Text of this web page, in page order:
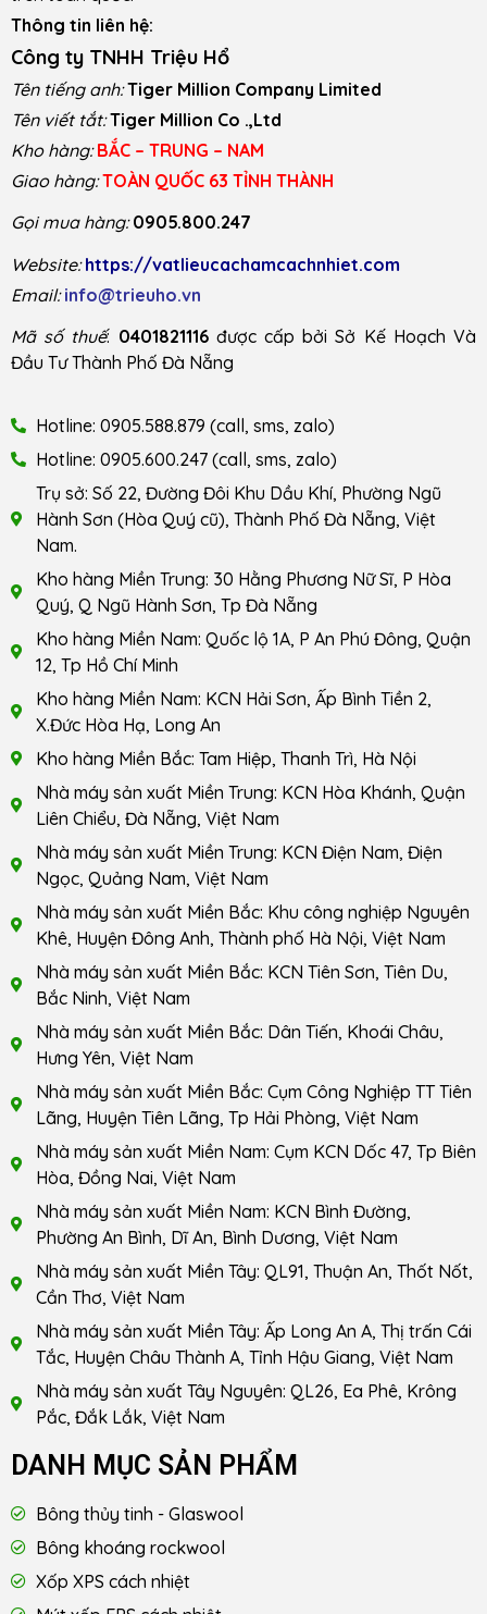
Thông tin liên hệ:
Công ty TNHH Triệu Hổ
Tên tiếng anh: Tiger Million Company Limited
Tên viết tắt: Tiger Million Co .,Ltd
Kho hàng: BẮC – TRUNG – NAM
Giao hàng: TOÀN QUỐC 63 TỈNH THÀNH
Gọi mua hàng: 0905.800.247
Website: https://vatlieucachamcachnhiet.com
Email: info@trieuho.vn
Mã số thuế: 0401821116được cấp bởi Sở Kế Hoạch Và
Đầu Tư Thành Phố Đà Nẵng
Hotline: 0905.588.879 (call, sms, zalo)
Hotline: 0905.600.247 (call, sms, zalo)
Trụ sở: Số 22, Đường Đôi Khu Dầu Khí, Phường Ngũ
Hành Sơn (Hòa Quý cũ), Thành Phố Đà Nẵng, Việt
Nam.
Kho hàng Miền Trung: 30 Hằng Phương Nữ Sĩ, P Hòa
Quý, Q Ngũ Hành Sơn, Tp Đà Nẵng
Kho hàng Miền Nam: Quốc lộ 1A, P An Phú Đông, Quận
12, Tp Hồ Chí Minh
Kho hàng Miền Nam: KCN Hải Sơn, Ấp Bình Tiền 2,
X.Đức Hòa Hạ, Long An
Kho hàng Miền Bắc: Tam Hiệp, Thanh Trì, Hà Nội
Nhà máy sản xuất Miền Trung: KCN Hòa Khánh, Quận
Liên Chiểu, Đà Nẵng, Việt Nam
Nhà máy sản xuất Miền Trung: KCN Điện Nam, Điện
Ngọc, Quảng Nam, Việt Nam
Nhà máy sản xuất Miền Bắc: Khu công nghiệp Nguyên
Khê, Huyện Đông Anh, Thành phố Hà Nội, Việt Nam
Nhà máy sản xuất Miền Bắc: KCN Tiên Sơn, Tiên Du,
Bắc Ninh, Việt Nam
Nhà máy sản xuất Miền Bắc: Dân Tiến, Khoái Châu,
Hưng Yên, Việt Nam
Nhà máy sản xuất Miền Bắc: Cụm Công Nghiệp TT Tiên
Lãng, Huyện Tiên Lãng, Tp Hải Phòng, Việt Nam
Nhà máy sản xuất Miền Nam: Cụm KCN Dốc 47, Tp Biên
Hòa, Đồng Nai, Việt Nam
Nhà máy sản xuất Miền Nam: KCN Bình Đường,
Phường An Bình, Dĩ An, Bình Dương, Việt Nam
Nhà máy sản xuất Miền Tây: QL91, Thuận An, Thốt Nốt,
Cần Thơ, Việt Nam
Nhà máy sản xuất Miền Tây: Ấp Long An A, Thị trấn Cái
Tắc, Huyện Châu Thành A, Tỉnh Hậu Giang, Việt Nam
Nhà máy sản xuất Tây Nguyên: QL26, Ea Phê, Krông
Pắc, Đắk Lắk, Việt Nam
DANH MỤC SẢN PHẨM
Bông thủy tinh - Glaswool
Bông khoáng rockwool
Xốp XPS cách nhiệt